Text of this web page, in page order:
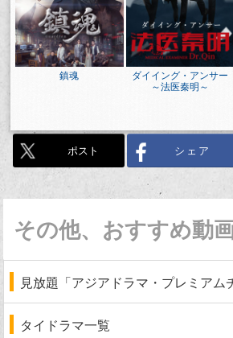
鎮魂
ダイイング・アンサー
～法医秦明～
ポスト シェア
その他、おすすめ動
見放題「アジアドラマ・プレミアム
タイドラマ一覧